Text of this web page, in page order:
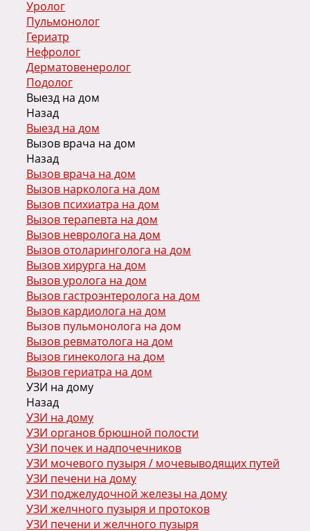
Уролог
Пульмонолог
Гериатр
Нефролог
Дерматовенеролог
Подолог
Выезд на дом
Назад
Выезд на дом
Вызов врача на дом
Назад
Вызов врача на дом
Вызов нарколога на дом
Вызов психиатра на дом
Вызов терапевта на дом
Вызов невролога на дом
Вызов отоларинголога на дом
Вызов хирурга на дом
Вызов уролога на дом
Вызов гастроэнтеролога на дом
Вызов кардиолога на дом
Вызов пульмонолога на дом
Вызов ревматолога на дом
Вызов гинеколога на дом
Вызов гериатра на дом
УЗИ на дому
Назад
УЗИ на дому
УЗИ органов брюшной полости
УЗИ почек и надпочечников
УЗИ мочевого пузыря / мочевыводящих путей
УЗИ печени на дому
УЗИ поджелудочной железы на дому
УЗИ желчного пузыря и протоков
УЗИ печени и желчного пузыря